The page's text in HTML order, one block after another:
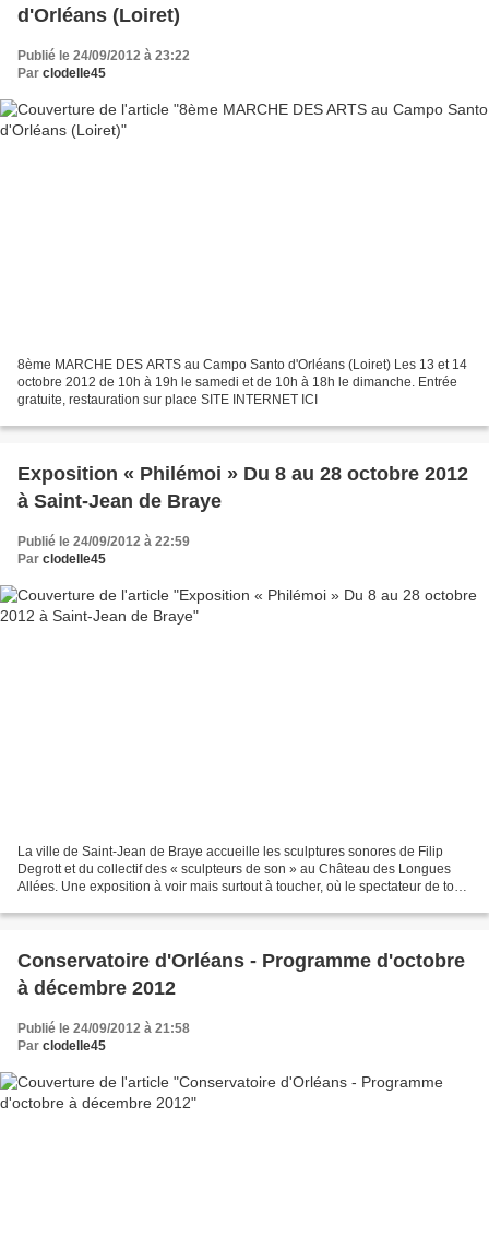
d'Orléans (Loiret)
Publié le 24/09/2012 à 23:22
Par clodelle45
8ème MARCHE DES ARTS au Campo Santo d'Orléans (Loiret) Les 13 et 14
octobre 2012 de 10h à 19h le samedi et de 10h à 18h le dimanche. Entrée
gratuite, restauration sur place SITE INTERNET ICI
Exposition « Philémoi » Du 8 au 28 octobre 2012
à Saint-Jean de Braye
Publié le 24/09/2012 à 22:59
Par clodelle45
La ville de Saint-Jean de Braye accueille les sculptures sonores de Filip
Degrott et du collectif des « sculpteurs de son » au Château des Longues
Allées. Une exposition à voir mais surtout à toucher, où le spectateur de tout
Conservatoire d'Orléans - Programme d'octobre
à décembre 2012
Publié le 24/09/2012 à 21:58
Par clodelle45